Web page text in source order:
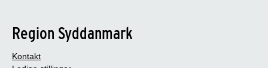
Region Syddanmark
Kontakt